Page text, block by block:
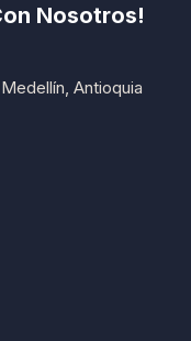
Nosotros!
Antioquia